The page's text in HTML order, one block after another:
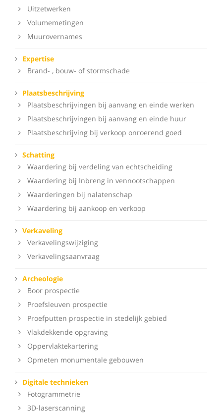
Uitzetwerken
Volumemetingen
Muurovernames
Expertise
Brand- , bouw- of stormschade
Plaatsbeschrijving
Plaatsbeschrijvingen bij aanvang en einde werken
Plaatsbeschrijvingen bij aanvang en einde huur
Plaatsbeschrijving bij verkoop onroerend goed
Schatting
Waardering bij verdeling van echtscheiding
Waardering bij Inbreng in vennootschappen
Waarderingen bij nalatenschap
Waardering bij aankoop en verkoop
Verkaveling
Verkavelingswijziging
Verkavelingsaanvraag
Archeologie
Boor prospectie
Proefsleuven prospectie
Proefputten prospectie in stedelijk gebied
Vlakdekkende opgraving
Oppervlaktekartering
Opmeten monumentale gebouwen
Digitale technieken
Fotogrammetrie
3D-laserscanning